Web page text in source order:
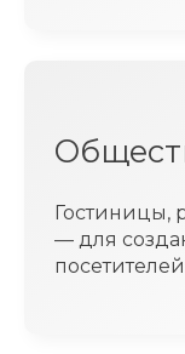
Гостиницы,
— для
посетителей